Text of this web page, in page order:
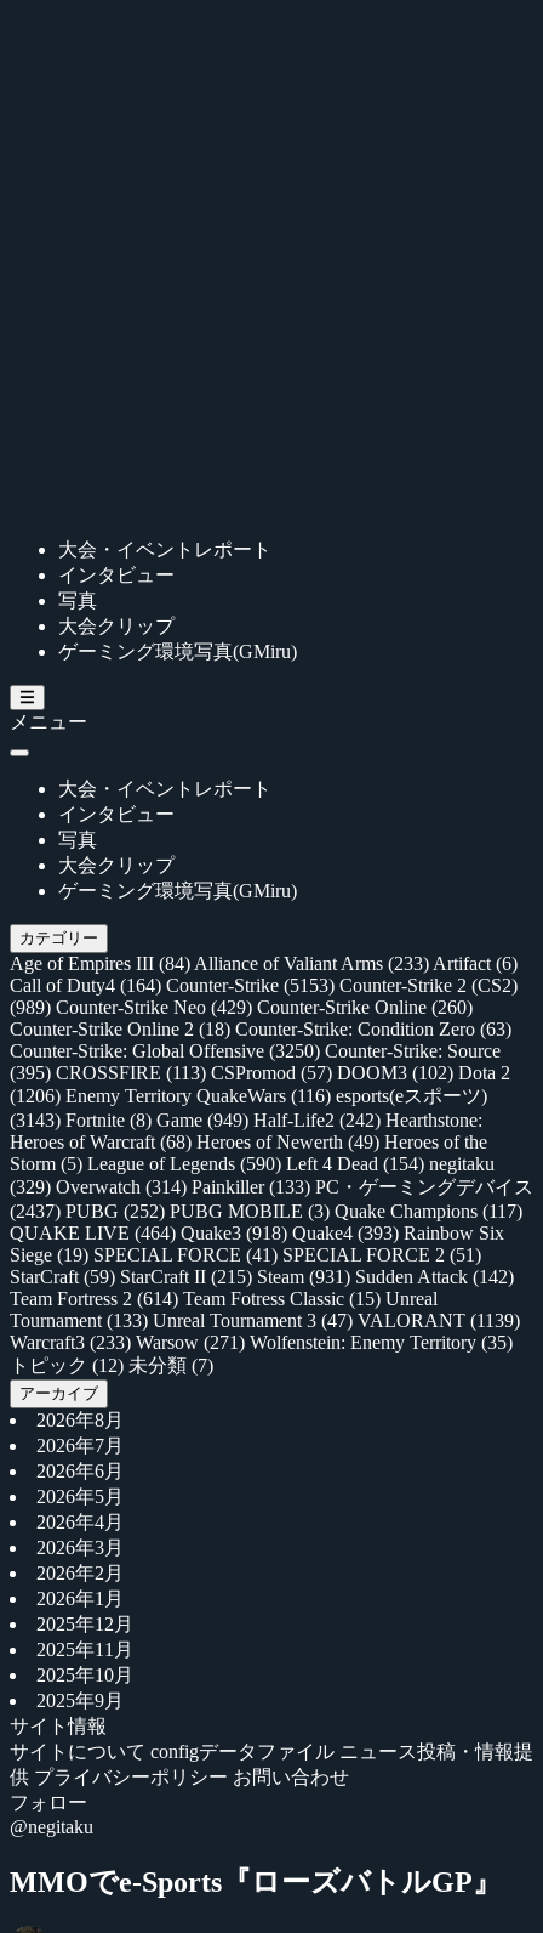
大会・イベントレポート
インタビュー
写真
大会クリップ
ゲーミング環境写真(GMiru)
メニュー
大会・イベントレポート
インタビュー
写真
大会クリップ
ゲーミング環境写真(GMiru)
カテゴリー
Age of Empires III (84) Alliance of Valiant Arms (233) Artifact (6)
Call of Duty4 (164) Counter-Strike (5153) Counter-Strike 2 (CS2)
(989) Counter-Strike Neo (429) Counter-Strike Online (260)
Counter-Strike Online 2 (18) Counter-Strike: Condition Zero (63)
Counter-Strike: Global Offensive (3250) Counter-Strike: Source
(395) CROSSFIRE (113) CSPromod (57) DOOM3 (102) Dota 2
(1206) Enemy Territory QuakeWars (116) esports(eスポーツ)
(3143) Fortnite (8) Game (949) Half-Life2 (242) Hearthstone:
Heroes of Warcraft (68) Heroes of Newerth (49) Heroes of the
Storm (5) League of Legends (590) Left 4 Dead (154) negitaku
(329) Overwatch (314) Painkiller(133) PC・ゲーミングデバイス
(2437) PUBG (252) PUBG MOBILE (3) Quake Champions (117)
QUAKE LIVE (464) Quake3 (918) Quake4 (393) Rainbow Six
Siege (19) SPECIAL FORCE (41) SPECIAL FORCE 2 (51)
StarCraft (59) StarCraft II (215) Steam (931) Sudden Attack (142)
Team Fortress 2 (614) Team Fotress Classic (15) Unreal
Tournament (133) Unreal Tournament 3 (47) VALORANT (1139)
Warcraft3 (233) Warsow (271) Wolfenstein: Enemy Territory (35)
トピック (12) 未分類 (7)
アーカイブ
2026年8月
2026年7月
2026年6月
2026年5月
2026年4月
2026年3月
2026年2月
2026年1月
2025年12月
2025年11月
2025年10月
2025年9月
サイト情報
サイトについて configデータファイル ニュース投稿・情報提
供 プライバシーポリシー お問い合わせ
フォロー
@negitaku
MMOでe-Sports『ローズバトルGP』